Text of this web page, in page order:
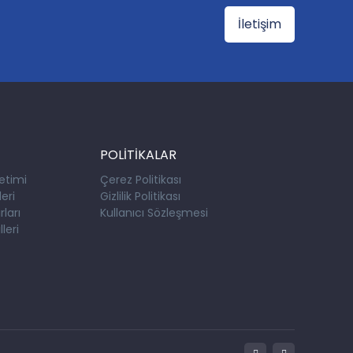
İletişim
POLİTİKALAR
Çerez Politikası
Gizlilik Politikası
Kullanıcı Sözleşmesi